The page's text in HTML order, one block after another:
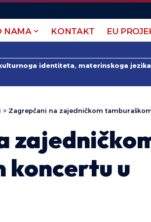
NAMA KONTAKT EU
identiteta, materinskoga
> Zagrepčani na zajedničkom
koncertu u